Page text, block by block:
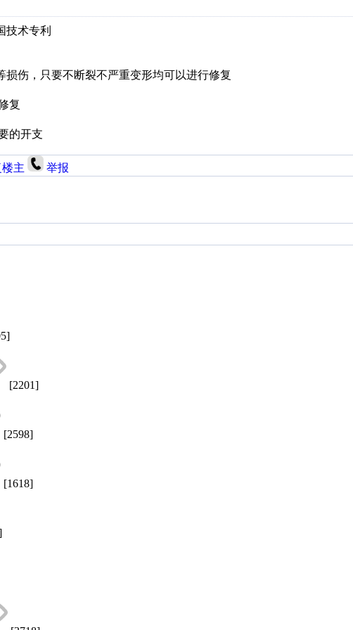
技术专利
伤，只要不断裂不严重变形均可以进行修复
复
的开支
楼主 举报
[2201]
[2598]
[1618]